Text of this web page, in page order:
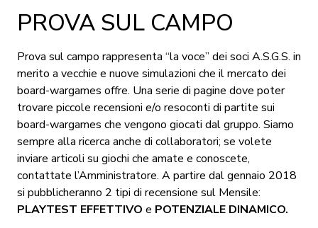
PROVA SUL CAMPO
Prova sul campo rappresenta “la voce” dei soci A.S.G.S. in
merito a vecchie e nuove simulazioni che il mercato dei
board-wargames offre. Una serie di pagine dove poter
trovare piccole recensioni e/o resoconti di partite sui
board-wargames che vengono giocati dal gruppo. Siamo
sempre alla ricerca anche di collaboratori; se volete
inviare articoli su giochi che amate e conoscete,
contattate l’Amministratore. A partire dal gennaio 2018
si pubblicheranno 2 tipi di recensione sul Mensile:
PLAYTEST EFFETTIVO e POTENZIALE DINAMICO.